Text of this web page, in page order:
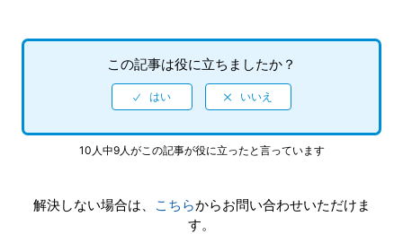
【PS4/初音ミク -Project DIVA- X HD】インターネットプレ
イ対応しているのか
【PS4/初音ミク -Project DIVA- X HD】ゲームの進行状況は
この記事は役に立ちましたか？
10人中9人がこの記事が役に立ったと言っています
解決しない場合は、 こちらからお問い合わせいただけま
す。